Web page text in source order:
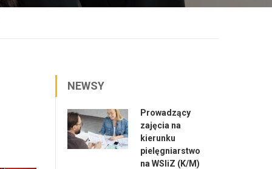
NEWSY
Prowadzący
zajęcia na
kierunku
pielęgniarstwo
na WSIiZ (K/M)